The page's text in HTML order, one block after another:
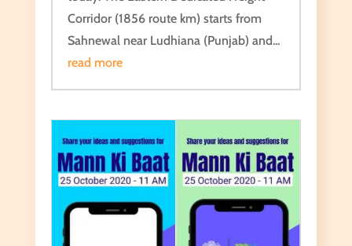
Corridor (1856 route km) starts from
Sahnewal near Ludhiana (Punjab) and...
read more